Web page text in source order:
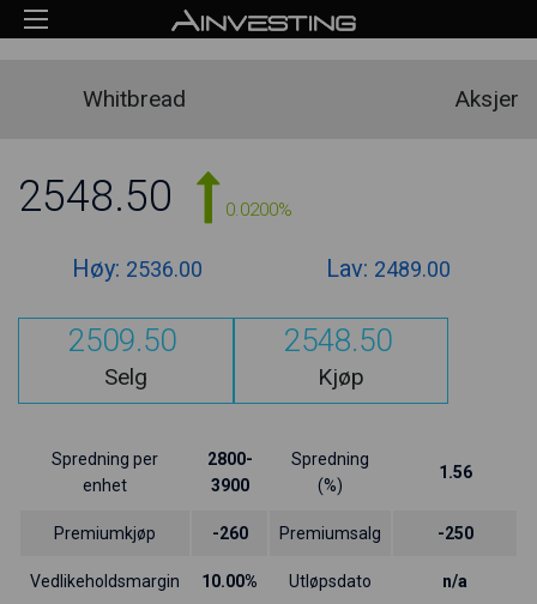
Whitbread Aksjer
2548.50 0.0200%
Høy: 2536.00 Lav: 2489.00
2509.50
Selg
2548.50
Kjøp
Spredning per
enhet
2800-
3900
Spredning
(%)
1.56
Premiumkjøp -260 Premiumsalg -250
Vedlikeholdsmargin 10.00% Utløpsdato n/a